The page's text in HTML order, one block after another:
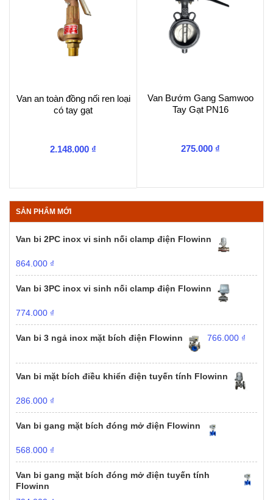
Van an toàn đồng nối ren loại
có tay gạt
2.148.000 ₫
Van Bướm Gang Samwoo
Tay Gạt PN16
275.000 ₫
SẢN PHẨM MỚI
Van bi 2PC inox vi sinh nối clamp điện Flowinn
864.000 ₫
Van bi 3PC inox vi sinh nối clamp điện Flowinn
774.000 ₫
Van bi 3 ngả inox mặt bích điện Flowinn 766.000 ₫
Van bi mặt bích điều khiển điện tuyến tính Flowinn
286.000 ₫
Van bi gang mặt bích đóng mở điện Flowinn
568.000 ₫
Van bi gang mặt bích đóng mở điện tuyến tính
Flowinn